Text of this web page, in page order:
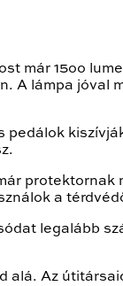
már 15oo
A lámpa jóval
pedálok
protektornak
a
legalább
alá. Az